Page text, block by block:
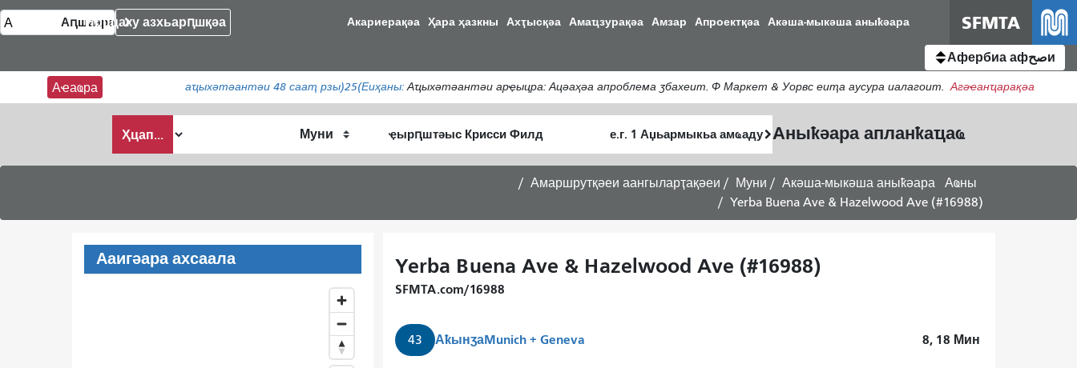
хада
аиасра
SFMTA
Акәша-мыкәша аныҟәара
Апроектқәа
Амзар
Амаҵзурақәа
Ахҭысқәа
Ҳара ҳазкны
Акариерақәа
Ирццаку азхьарԥшқәа
Афербиа афصحи
Агәҽанҵарақәа
Аҵыхәтәантәи арҿыцра: Ацәаҳәа апроблема ӡбахеит. Ф Маркет & Уорвс еиҭа аусура иалагоит.
(Еиҳаны:
25
аҵыхәтәантәи 48 сааҭ рзы)
Аҽаҩра
Аныҟәара апланҟаҵаҩ
ҭыԥ
Аныҟәара
шԥасҭаху
Ҳцап...
Аҩны
Акәша-мыкәша аныҟәара
Муни
Амаршрутқәеи аангыларҭақәеи
Yerba Buena Ave & Hazelwood Ave (#16988)
Yerba Buena Ave & Hazelwood Ave (#16988)
SFMTA.com/16988
43 АҟынӡаMunich + Geneva 8, 18 Мин
Ааигәара ахсаала